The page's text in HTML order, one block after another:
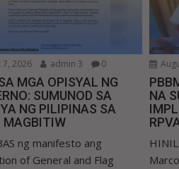
7, 2026 admin 3 0
MGA OPISYAL NG
SUMUNOD SA
NG PILIPINAS SA
MAGBITIW
ng manifesto ang
of General and Flag
NA